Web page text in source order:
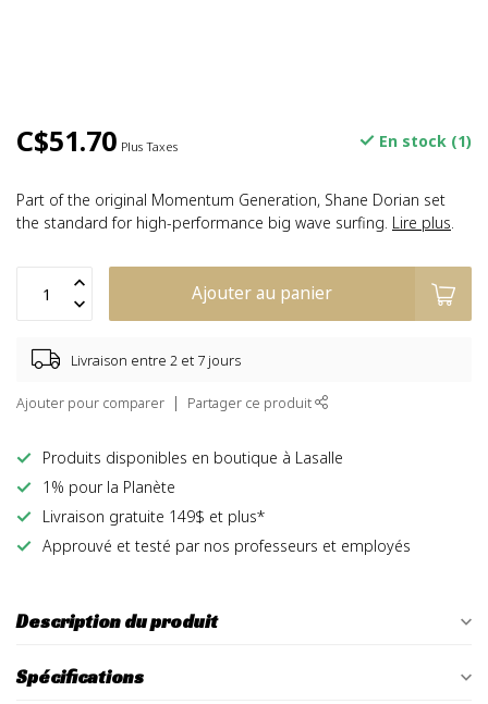
C$51.70 Plus Taxes En stock (1)
Part of the original Momentum Generation, Shane Dorian set
the standard for high-performance big wave surfing. Lire plus.
Ajouter au panier
Livraison entre 2 et 7 jours
Ajouter pour comparer Partager ce produit
Produits disponibles en boutique à Lasalle
1% pour la Planète
Livraison gratuite 149$ et plus*
Approuvé et testé par nos professeurs et employés
Description du produit
Spécifications